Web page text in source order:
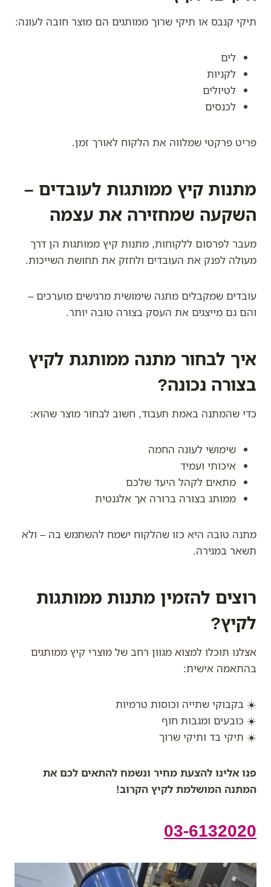
תיקי קנבס או תיקי שרוך ממותגים הם מוצר חובה לעונה:
לים
לקניות
לטיולים
לכנסים
פריט פרקטי שמלווה את הלקוח לאורך זמן.
מתנות קיץ ממותגות לעובדים –
השקעה שמחזירה את עצמה
מעבר לפרסום ללקוחות, מתנות קיץ ממותגות הן דרך
מעולה לפנק את העובדים ולחזק את תחושת השייכות.
עובדים שמקבלים מתנה שימושית מרגישים מוערכים –
והם גם מייצגים את העסק בצורה טובה יותר.
איך לבחור מתנה ממותגת לקיץ
בצורה נכונה?
כדי שהמתנה באמת תעבוד, חשוב לבחור מוצר שהוא:
שימושי לעונה החמה
איכותי ועמיד
מתאים לקהל היעד שלכם
ממותג בצורה ברורה אך אלגנטית
מתנה טובה היא כזו שהלקוח ישמח להשתמש בה – ולא
תשאר במגירה.
רוצים להזמין מתנות ממותגות
לקיץ?
אצלנו תוכלו למצוא מגוון רחב של מוצרי קיץ ממותגים
בהתאמה אישית:
☀️ בקבוקי שתייה וכוסות טרמיות
☀️ כובעים ומגבות חוף
☀️ תיקי בד ותיקי שרוך
פנו אלינו להצעת מחיר ונשמח להתאים לכם את
המתנה המושלמת לקיץ הקרוב!
03-6132020